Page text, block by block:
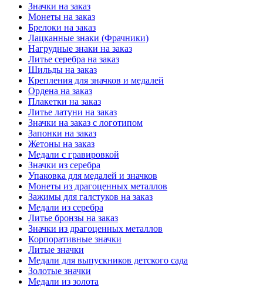
Значки на заказ
Монеты на заказ
Брелоки на заказ
Лацканные знаки (Фрачники)
Нагрудные знаки на заказ
Литье серебра на заказ
Шильды на заказ
Крепления для значков и медалей
Ордена на заказ
Плакетки на заказ
Литье латуни на заказ
Значки на заказ с логотипом
Запонки на заказ
Жетоны на заказ
Медали с гравировкой
Значки из серебра
Упаковка для медалей и значков
Монеты из драгоценных металлов
Зажимы для галстуков на заказ
Медали из серебра
Литье бронзы на заказ
Значки из драгоценных металлов
Корпоративные значки
Литые значки
Медали для выпускников детского сада
Золотые значки
Медали из золота